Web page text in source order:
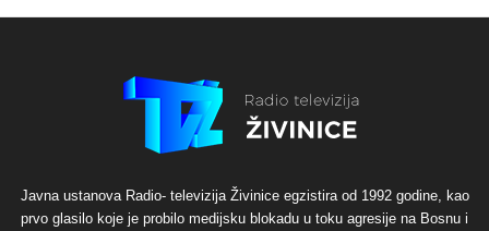
Javna ustanova Radio- televizija Živinice egzistira od 1992 godine, kao
prvo glasilo koje je probilo medijsku blokadu u toku agresije na Bosnu i